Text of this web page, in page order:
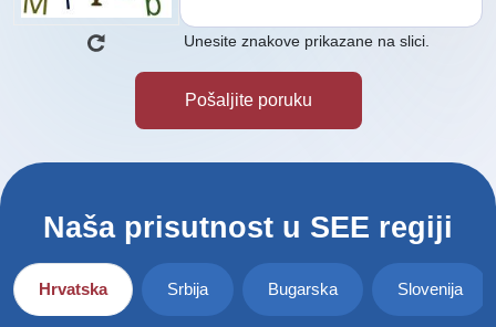
Unesite znakove prikazane na slici.
Naša prisutnost u SEE regiji
Hrvatska Srbija Bugarska Slovenija